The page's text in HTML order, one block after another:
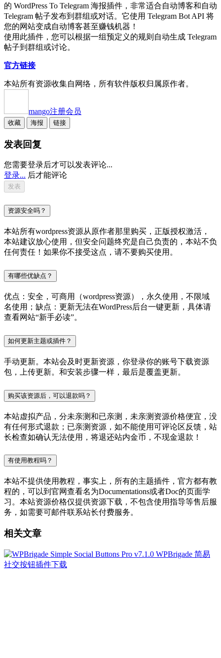
的 WordPress To Telegram 海报插件，非常适合自动博客和自动
Telegram 帖子发布到群组或对话。它使用 Telegram Bot API 将
您的网站变成自动博客甚至赚钱机器！
使用此插件，您可以根据一组预定义的规则自动生成 Telegram
帖子到群组或讨论。
官方链接
本站所有资源收集自网络，所有软件版权归属原作者。
mango注册会员
收藏 海报 链接
发表回复
您需要登录后才可以发表评论...
登录... 后才能评论
资源安全吗？
本站所有wordpress资源从原作者那里购买，正版授权激活，
本站建议放心使用，但安全问题终究是自己负责的，本站不负
任何责任！如果你不接受这点，请不要购买使用。
有哪些优缺点？
优点：安全，可商用（wordpress资源），永久使用，不限域
名使用；缺点：更新无法在WordPress后台一键更新，具体请
查看网站“新手必读”。
如何更新主题或插件？
手动更新。本站会及时更新资源，你登录你的账号下载资源
包，上传更新。和安装步骤一样，最后是覆盖更新。
购买该资源后，可以退款吗？
本站虚拟产品，分未亲测和已亲测，未亲测资源价格便宜，没
有任何形式退款；已亲测资源，如不能使用可评论区反馈，站
长检查如确认无法使用，将退还站内金币，不现金退款！
有使用教程吗？
本站不提供使用教程，事实上，所有的主题插件，官方都有教
程的，可以到官网查看名为Documentations或者Doc的页面学
习。本站资源价格仅提供资源下载，不包含使用指导等售后服
务，如需要可邮件联系站长付费服务。
相关文章